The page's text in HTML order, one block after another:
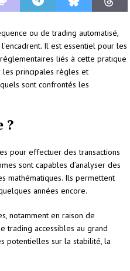
ou de trading automatisé,
Il est essentiel pour les
liés à cette pratique
les principales règles et
sont confrontés les
?
pour effectuer des transactions
sont capables d’analyser des
mathématiques. Ils permettent
années encore.
notamment en raison de
trading accessibles au grand
potentielles sur la stabilité, la